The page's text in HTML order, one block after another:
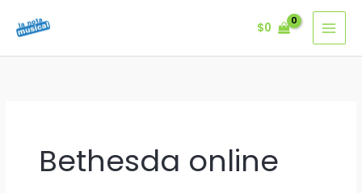
$0
Bethesda online